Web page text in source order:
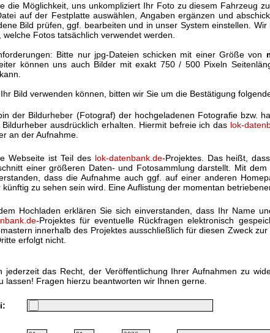
die Möglichkeit, uns unkompliziert Ihr Foto zu diesem Fahrzeug
auf der Festplatte auswählen, Angaben ergänzen und
Bild prüfen, ggf. bearbeiten und in unser System einstellen.
welche Fotos tatsächlich verwendet werden.
Bitte nur jpg-Dateien schicken mit einer Größe von
können uns auch Bilder mit exakt 750 / 500 Pixeln
Bild verwenden können, bitten wir Sie um die Bestätigung
der Bildurheber (Fotograf) der hochgeladenen Fotografie bzw.
Bildurheber ausdrücklich erhalten. Hiermit befreie ich das lok-
an der Aufnahme.
Webseite ist Teil des lok-datenbank.de-Projektes. Das heißt,
einer größeren Daten- und Fotosammlung darstellt. Mit
dass die Aufnahme auch ggf. auf einer anderen
künftig zu sehen sein wird. Eine Auflistung der momentan
Hochladen erklären Sie sich einverstanden, dass Ihr Name
-Projektes für eventuelle Rückfragen elektronisch
innerhalb des Projektes ausschließlich für diesen Zweck
erfolgt nicht.
jederzeit das Recht, der Veröffentlichung Ihrer Aufnahmen zu
lassen! Fragen hierzu beantworten wir Ihnen gerne.